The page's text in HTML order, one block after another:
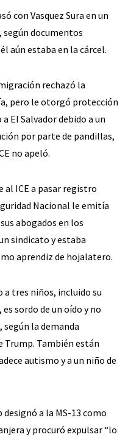
con Vasquez Sura en un
según documentos
aún estaba en la cárcel.
rechazó la
pero le otorgó protección
El Salvador debido a un
por parte de pandillas,
no apeló.
al ICE a pasar registro
Nacional le emitía
abogados en los
sindicato y estaba
aprendiz de hojalatero.
a tres niños, incluido su
sordo de un oído y no
la demanda
Trump. También están
autismo y a un niño de
a la MS-13 como
y procuró expulsar “lo